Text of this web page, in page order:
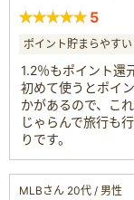
5
ポイント貯まらやすい
1.2％もポイント還
初めて使うとポイ
かがあるので、こ
じゃらんで旅行も
りです。
MLBさん 20代 / 男性